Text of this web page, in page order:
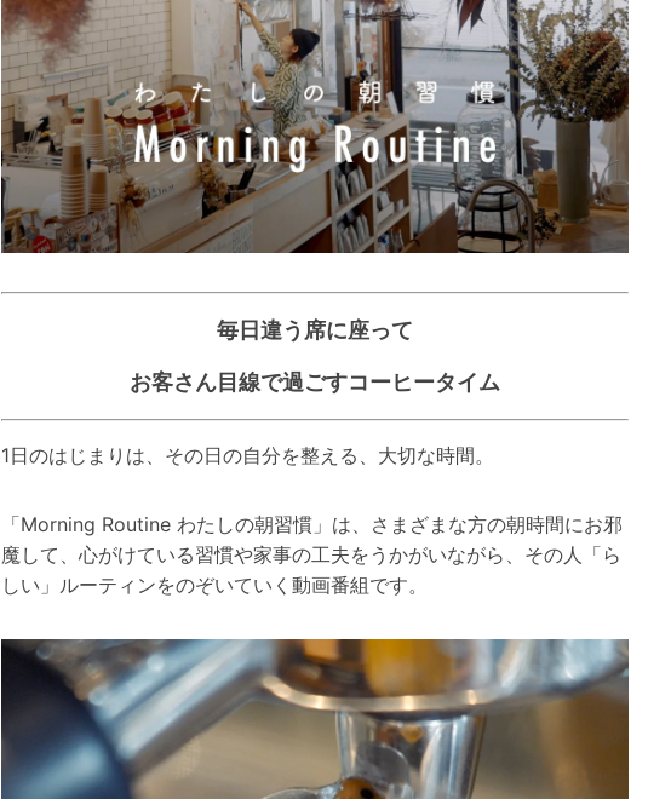
毎日違う席に座って
お客さん目線で過ごすコーヒータイム
1日のはじまりは、その日の自分を整える、大切な時間。
「Morning Routine わたしの朝習慣」は、さまざまな方の朝時間にお邪
魔して、心がけている習慣や家事の工夫をうかがいながら、その人「ら
しい」ルーティンをのぞいていく動画番組です。